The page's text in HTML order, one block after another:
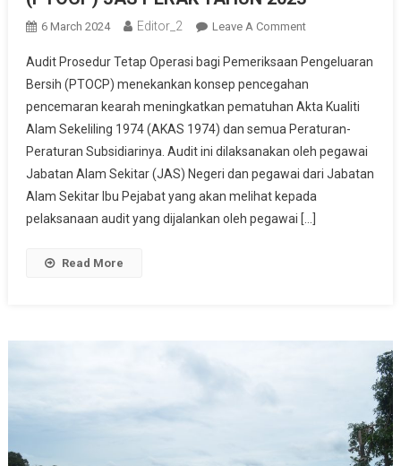
6 March 2024 Editor_2 Leave A CommentOn
PROSEDUR
TETAP
OPERASI
BAGI
PEMERIKSAAN
PENGELUARAN
BERSIH
(PTOCP)
Audit Prosedur Tetap Operasi bagi Pemeriksaan Pengeluaran
Bersih (PTOCP) menekankan konsep pencegahan
pencemaran kearah meningkatkan pematuhan Akta Kualiti
Alam Sekeliling 1974 (AKAS 1974) dan semua Peraturan-
Peraturan Subsidiarinya. Audit ini dilaksanakan oleh pegawai
Jabatan Alam Sekitar (JAS) Negeri dan pegawai dari Jabatan
Alam Sekitar Ibu Pejabat yang akan melihat kepada
pelaksanaan audit yang dijalankan oleh pegawai […]
Read More